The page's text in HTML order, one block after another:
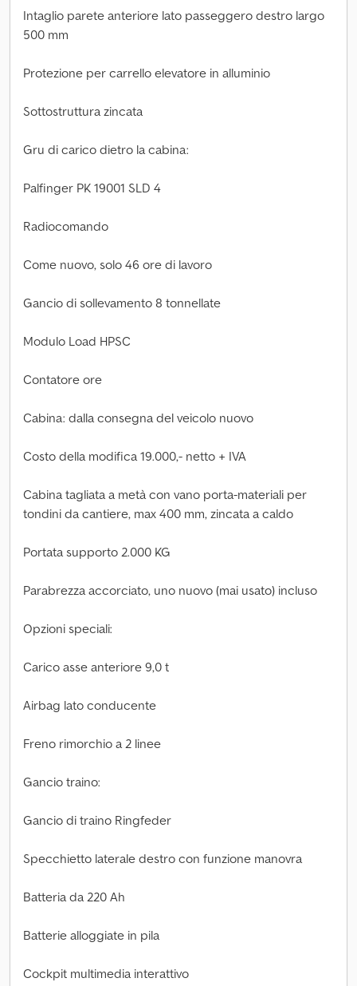
Intaglio parete anteriore lato passeggero destro largo
500 mm
Protezione per carrello elevatore in alluminio
Sottostruttura zincata
Gru di carico dietro la cabina:
Palfinger PK 19001 SLD 4
Radiocomando
Come nuovo, solo 46 ore di lavoro
Gancio di sollevamento 8 tonnellate
Modulo Load HPSC
Contatore ore
Cabina: dalla consegna del veicolo nuovo
Costo della modifica 19.000,- netto + IVA
Cabina tagliata a metà con vano porta-materiali per
tondini da cantiere, max 400 mm, zincata a caldo
Portata supporto 2.000 KG
Parabrezza accorciato, uno nuovo (mai usato) incluso
Opzioni speciali:
Carico asse anteriore 9,0 t
Airbag lato conducente
Freno rimorchio a 2 linee
Gancio traino:
Gancio di traino Ringfeder
Specchietto laterale destro con funzione manovra
Batteria da 220 Ah
Batterie alloggiate in pila
Cockpit multimedia interattivo